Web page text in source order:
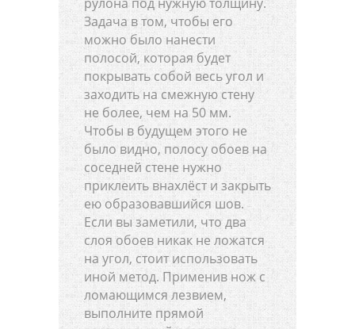
Задача в том, чтобы его
можно было нанести
полосой, которая будет
покрывать собой весь угол и
заходить на смежную стену
не более, чем на 50 мм.
Чтобы в будущем этого не
было видно, полосу обоев на
соседней стене нужно
приклеить внахлёст и закрыть
ею образовавшийся шов.
Если вы заметили, что два
слоя обоев никак не ложатся
на угол, стоит использовать
иной метод. Применив нож с
ломающимся лезвием,
выполните прямой